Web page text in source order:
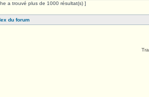
a trouvé plus de 1000 résultat(s) ]
du forum